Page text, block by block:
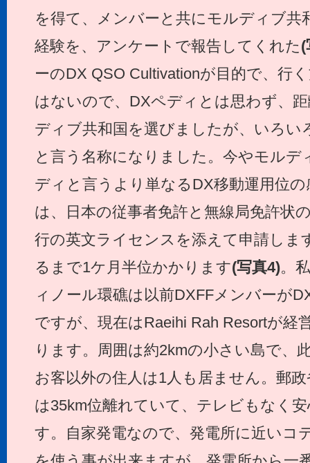
を得て、メンバーと共にモルディブ共
経験を、アンケートで報告してくれた (
ーのDX QSO Cultivationが目的で、行
はないので、DXペディとは思わず、
ディブ共和国を選びましたが、いろい
と言う名称になりました。今やモルデ
ディと言うより単なるDX移動運用位
は、日本の従事者免許と無線局免許状
行の英文ライセンスを添えて申請しま
るまで1ケ月半位かかります(写真4)。
ィノール環礁は以前DXFFメンバーが
ですが、現在はRaeihi Rah Resortが経
ります。周囲は約2kmの小さい島で、
お客以外の住人は1人も居ません。郵
は35km位離れていて、テレビもなく
す。自家発電なので、発電所に近いコ